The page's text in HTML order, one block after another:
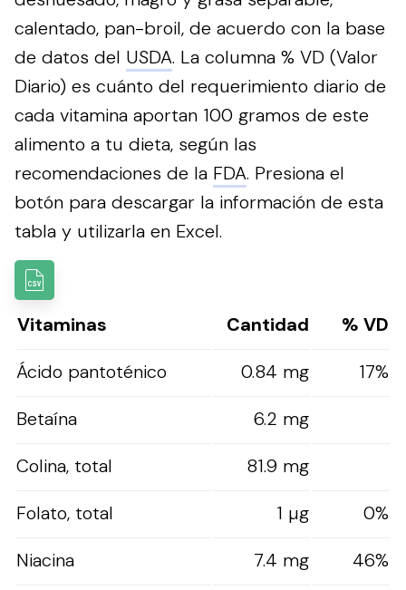
calentado, pan-broil, de acuerdo con la base
de datos del USDA. La columna % VD (Valor
Diario) es cuánto del requerimiento diario de
cada vitamina aportan 100 gramos de este
alimento a tu dieta, según las
recomendaciones de la FDA. Presiona el
botón para descargar la información de esta
tabla y utilizarla en Excel.
Vitaminas Cantidad
% VD
Ácido pantoténico
0.84 mg
17%
Betaína
6.2 mg
Colina, total
81.9 mg
Folato, total
1 µg
0%
Niacina
7.4 mg
46%